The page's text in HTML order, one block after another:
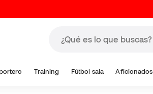
Training Fútbol sala Aficionados